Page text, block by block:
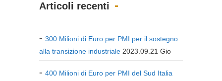
Articoli recenti
300 Milioni di Euro per PMI per il sostegno
alla transizione industriale 2023.09.21 Gio
400 Milioni di Euro per PMI del Sud Italia